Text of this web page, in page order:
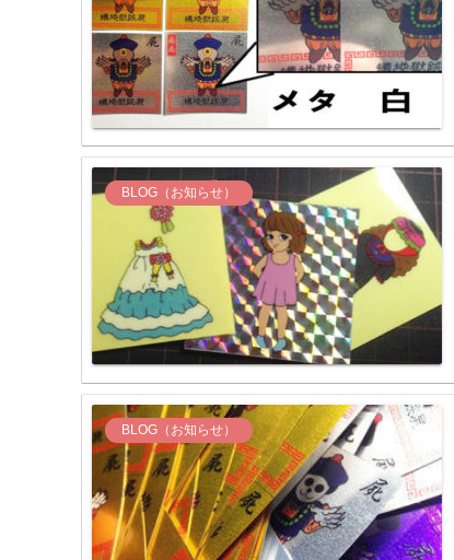
BLOG（お知らせ）
BLOG（お知らせ）